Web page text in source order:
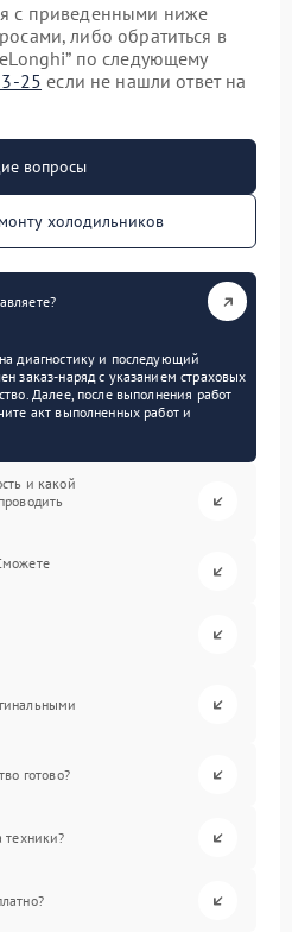
с приведенными ниже
либо обратиться в
по следующему
25 если не нашли ответ на
вопросы
холодильников
диагностику и последующий
заказ-наряд с указанием страховых
Далее, после выполнения работ
акт выполненных работ и
и какой
готово?
техники?